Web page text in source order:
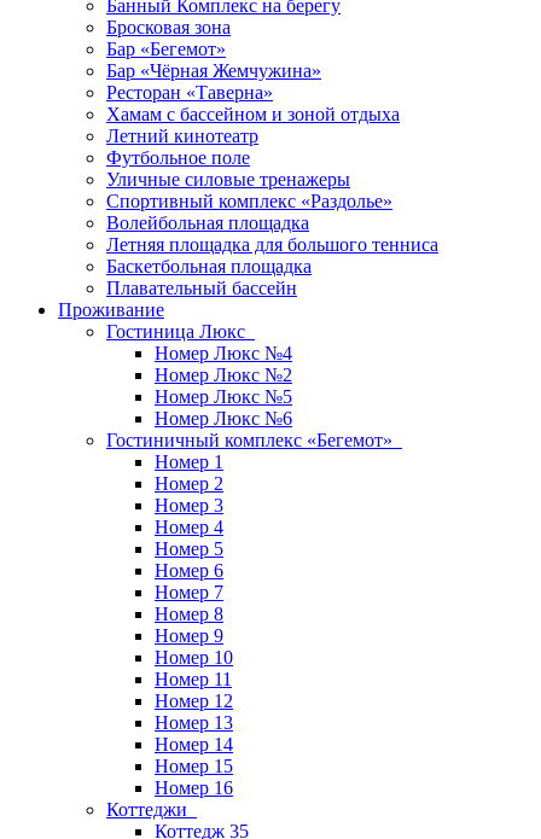
Банный Комплекс на берегу
Бросковая зона
Бар «Бегемот»
Бар «Чёрная Жемчужина»
Ресторан «Таверна»
Хамам с бассейном и зоной отдыха
Летний кинотеатр
Футбольное поле
Уличные силовые тренажеры
Спортивный комплекс «Раздолье»
Волейбольная площадка
Летняя площадка для большого тенниса
Баскетбольная площадка
Плавательный бассейн
Проживание
Гостиница Люкс
Номер Люкс №4
Номер Люкс №2
Номер Люкс №5
Номер Люкс №6
Гостиничный комплекс «Бегемот»
Номер 1
Номер 2
Номер 3
Номер 4
Номер 5
Номер 6
Номер 7
Номер 8
Номер 9
Номер 10
Номер 11
Номер 12
Номер 13
Номер 14
Номер 15
Номер 16
Коттеджи
Коттедж 35